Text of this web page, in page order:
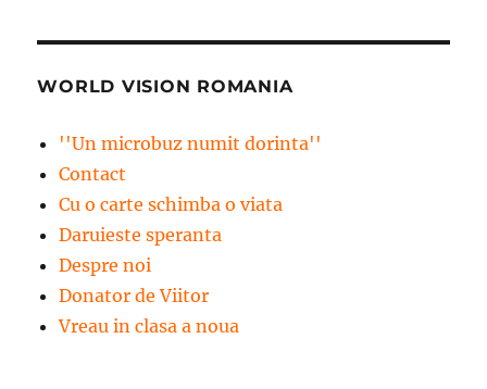
WORLD VISION ROMANIA
''Un microbuz numit dorinta''
Contact
Cu o carte schimba o viata
Daruieste speranta
Despre noi
Donator de Viitor
Vreau in clasa a noua